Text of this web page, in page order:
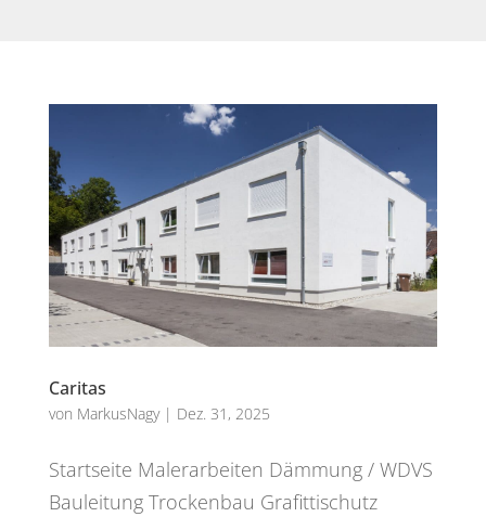
Caritas
von MarkusNagy| Dez. 31, 2025
Startseite Malerarbeiten Dämmung / WDVS
Bauleitung Trockenbau Grafittischutz